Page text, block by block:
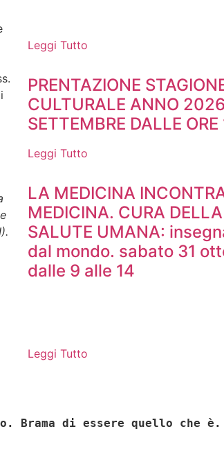
Leggi Tutto
PRENTAZIONE
CULTURALE ANNO
SETTEMBRE DALLE
Leggi Tutto
LA MEDICINA
MEDICINA. CURA DELLA
SALUTE UMANA:
dal mondo. sabato 31
dalle 9 alle 14
Leggi Tutto
Brama di essere quello che è.